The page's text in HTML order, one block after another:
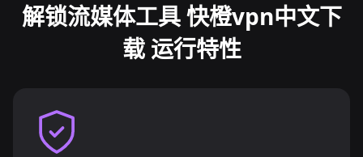
解锁流媒体工具 快橙vpn中文下
载 运行特性